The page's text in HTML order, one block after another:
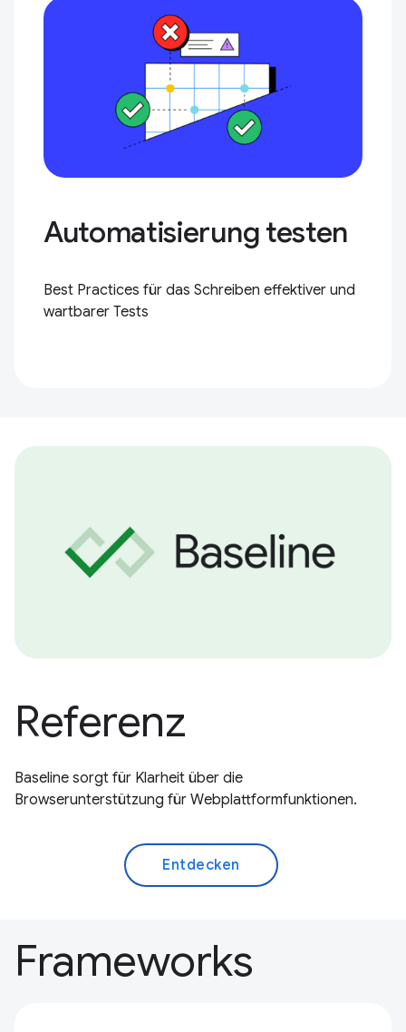
Automatisierung testen
Best Practices für das Schreiben effektiver und
wartbarer Tests
Referenz
Baseline sorgt für Klarheit über die
Browserunterstützung für Webplattformfunktionen.
Entdecken
Frameworks